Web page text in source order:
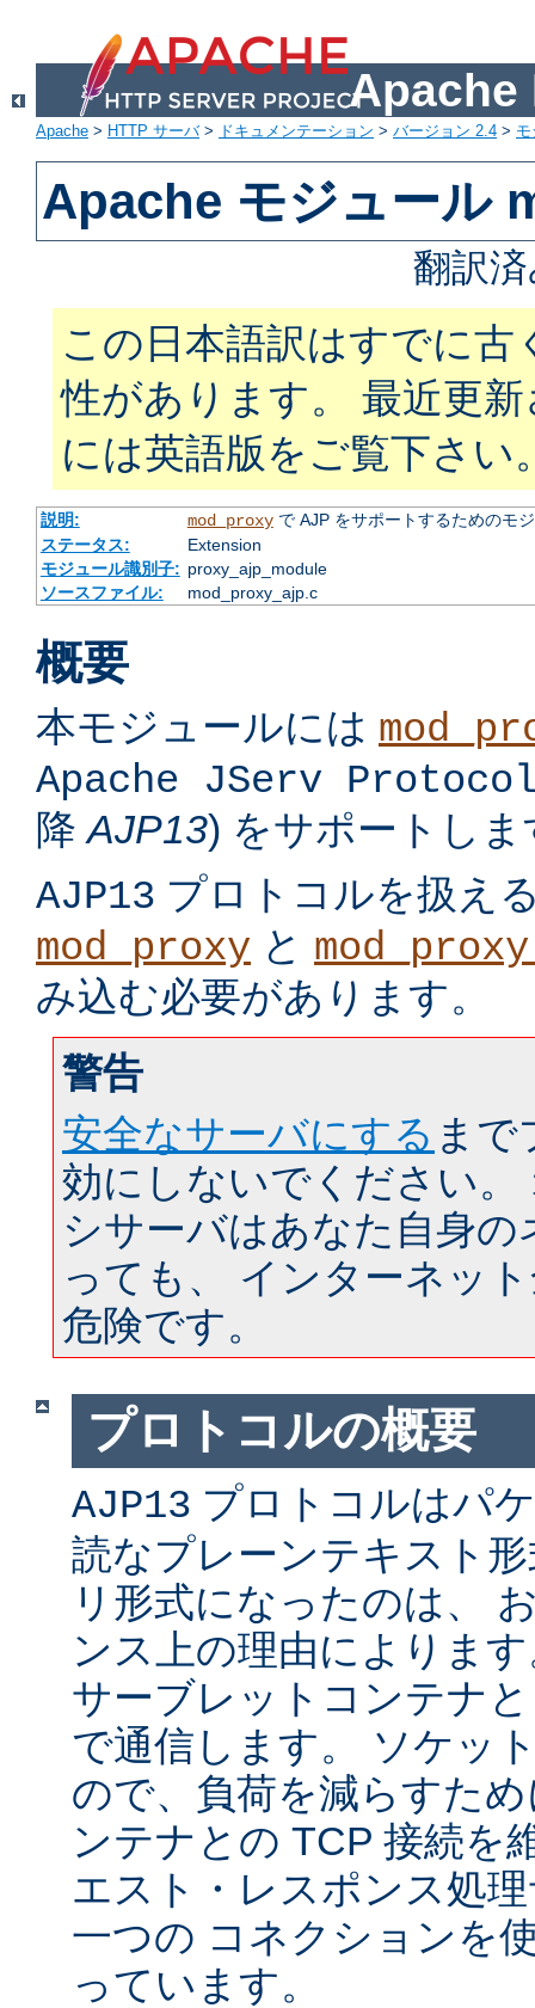
Apache
Apache > HTTP サーバ> ドキュメンテーション > バージョン 2.4 >
Apache モジュール
翻訳
この日本語訳はすでに古
性があります。 最近更
には英語版をご覧下さい
説明: mod_proxyで AJP をサポートするためのモ
ステータス:
Extension
モジュール識別子: proxy_ajp_module
ソースファイル:
mod_proxy_ajp.c
概要
本モジュールには
Apache JServ
降AJP13) をサポートしま
AJP13 プロトコルを扱え
mod_proxy と
み込む必要があります。
警告
安全なサーバにする まで
効にしないでください。
シサーバはあなた自身
っても、 インターネッ
危険です。
プロトコルの概要
AJP13 プロトコルはパ
読なプレーンテキスト
リ形式になったのは、
ンス上の理由によりま
サーブレットコンテナ
で通信します。 ソケッ
ので、負荷を減らすた
ンテナとの TCP 接続を
エスト・レスポンス処
一つの コネクションを
っています。